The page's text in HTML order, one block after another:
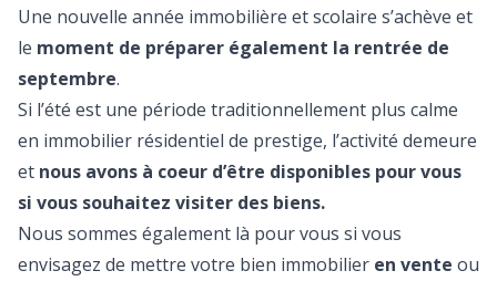
Une nouvelle année immobilière et scolaire s’achève et
le moment de préparer également la rentrée de
septembre.
Si l’été est une période traditionnellement plus calme
en immobilier résidentiel de prestige, l’activité demeure
et nous avons à coeur d’être disponibles pour vous
si vous souhaitez visiter des biens.
Nous sommes également là pour vous si vous
envisagez de mettre votre bien immobilier en vente ou